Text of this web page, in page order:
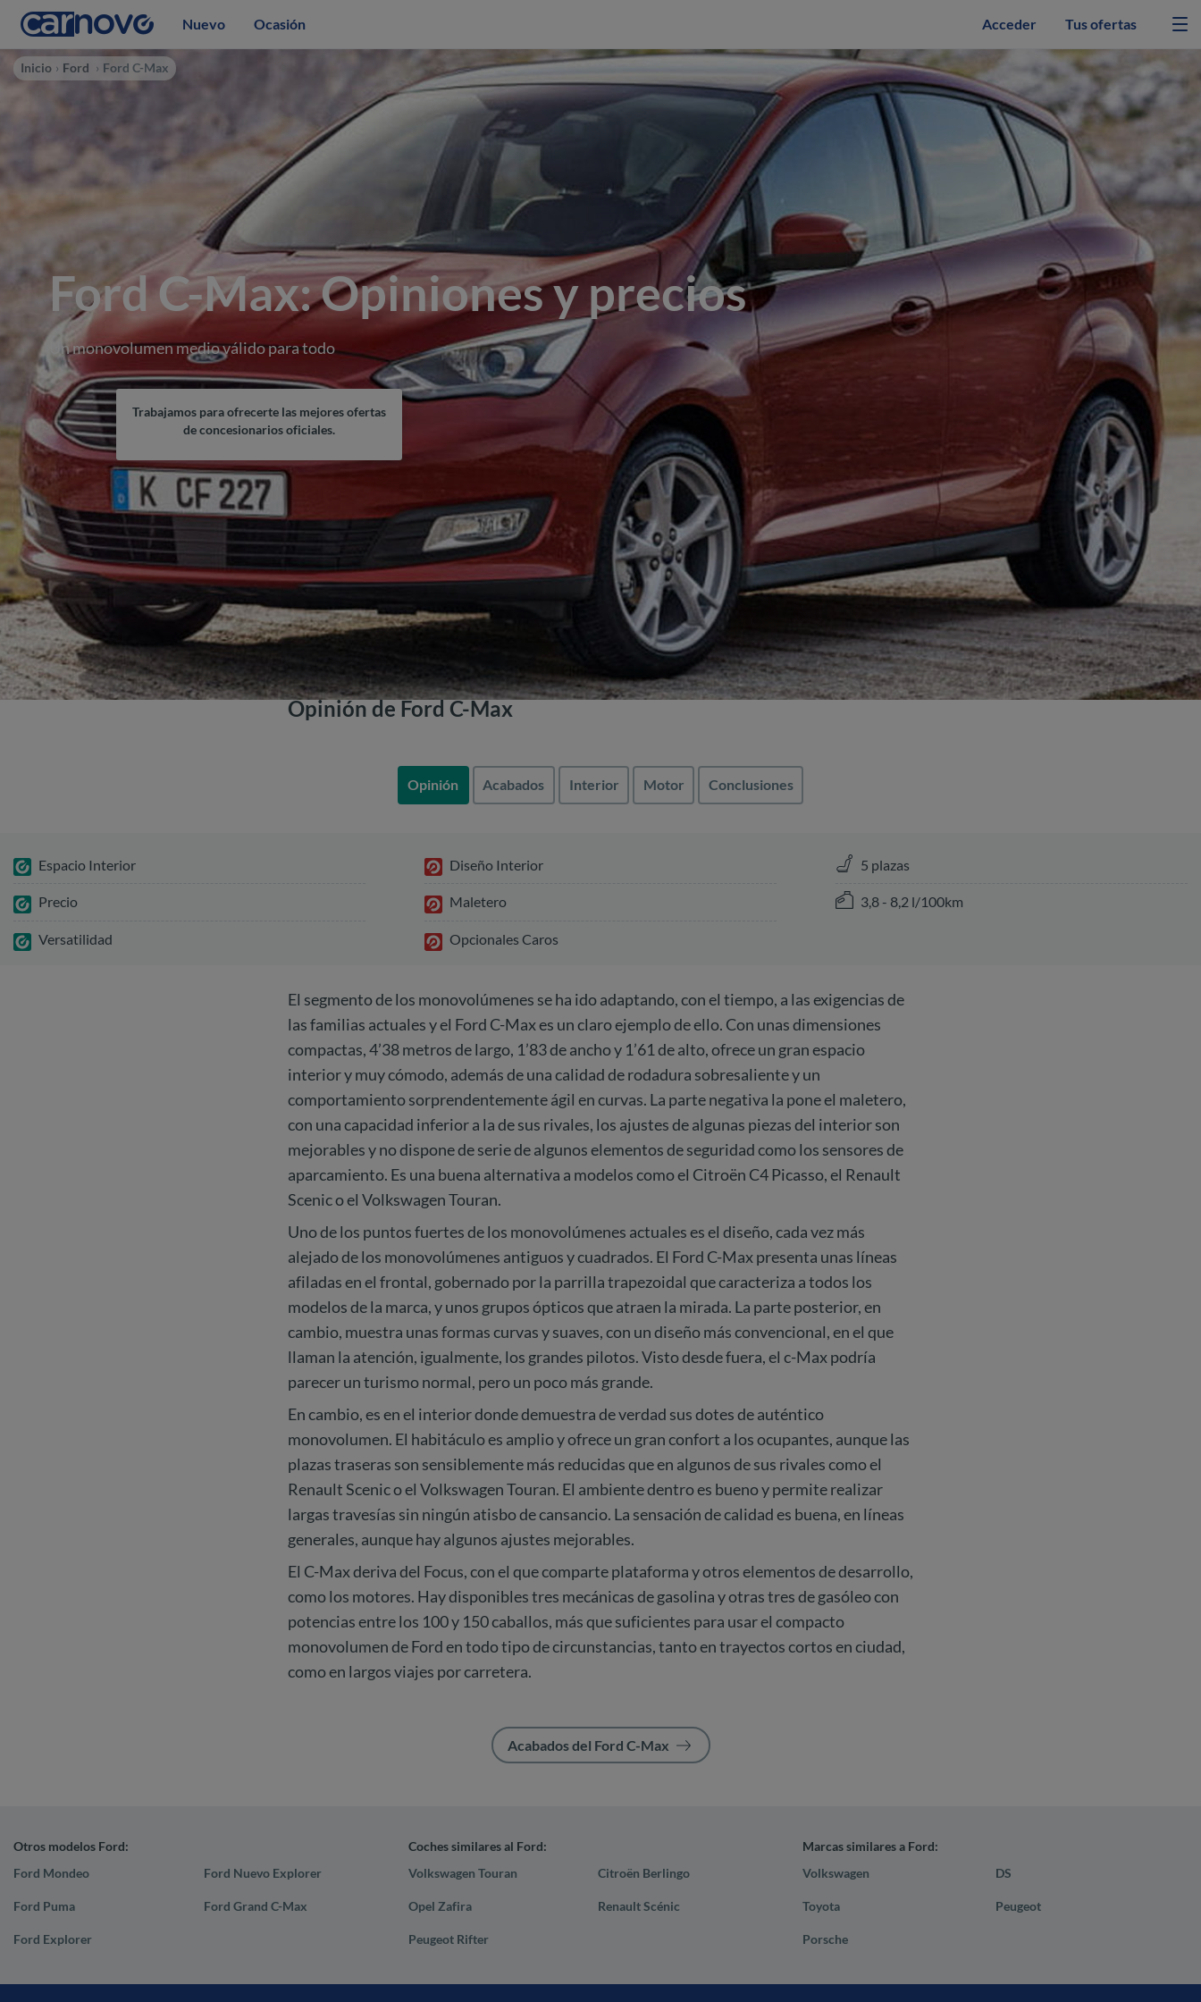
Nuevo Ocasión Acceder Tus ofertas
Inicio Ford Ford C-Max
Ford C-Max: Opiniones y precios
Un monovolumen medio válido para todo
Trabajamos para ofrecerte las mejores ofertas
de concesionarios oficiales.
Opinión de Ford C-Max
Opinión Acabados Interior Motor Conclusiones
Espacio Interior
Precio
Versatilidad
Diseño Interior
Maletero
Opcionales Caros
5 plazas
3,8 - 8,2 l/100km
El segmento de los monovolúmenes se ha ido adaptando, con el tiempo, a las exigencias de
las familias actuales y el Ford C-Max es un claro ejemplo de ello. Con unas dimensiones
compactas, 4’38 metros de largo, 1’83 de ancho y 1’61 de alto, ofrece un gran espacio
interior y muy cómodo, además de una calidad de rodadura sobresaliente y un
comportamiento sorprendentemente ágil en curvas. La parte negativa la pone el maletero,
con una capacidad inferior a la de sus rivales, los ajustes de algunas piezas del interior son
mejorables y no dispone de serie de algunos elementos de seguridad como los sensores de
aparcamiento. Es una buena alternativa a modelos como el Citroën C4 Picasso, el Renault
Scenic o el Volkswagen Touran.
Uno de los puntos fuertes de los monovolúmenes actuales es el diseño, cada vez más
alejado de los monovolúmenes antiguos y cuadrados. El Ford C-Max presenta unas líneas
afiladas en el frontal, gobernado por la parrilla trapezoidal que caracteriza a todos los
modelos de la marca, y unos grupos ópticos que atraen la mirada. La parte posterior, en
cambio, muestra unas formas curvas y suaves, con un diseño más convencional, en el que
llaman la atención, igualmente, los grandes pilotos. Visto desde fuera, el c-Max podría
parecer un turismo normal, pero un poco más grande.
En cambio, es en el interior donde demuestra de verdad sus dotes de auténtico
monovolumen. El habitáculo es amplio y ofrece un gran confort a los ocupantes, aunque las
plazas traseras son sensiblemente más reducidas que en algunos de sus rivales como el
Renault Scenic o el Volkswagen Touran. El ambiente dentro es bueno y permite realizar
largas travesías sin ningún atisbo de cansancio. La sensación de calidad es buena, en líneas
generales, aunque hay algunos ajustes mejorables.
El C-Max deriva del Focus, con el que comparte plataforma y otros elementos de desarrollo,
como los motores. Hay disponibles tres mecánicas de gasolina y otras tres de gasóleo con
potencias entre los 100 y 150 caballos, más que suficientes para usar el compacto
monovolumen de Ford en todo tipo de circunstancias, tanto en trayectos cortos en ciudad,
como en largos viajes por carretera.
Acabados del Ford C-Max
Otros modelos Ford:
Ford Mondeo
Ford Nuevo Explorer
Ford Puma Ford Grand C-Max
Ford Explorer
Coches similares al Ford:
Volkswagen Touran
Citroën Berlingo
Opel Zafira Renault Scénic
Peugeot Rifter
Marcas similares a Ford:
Volkswagen
DS
Toyota Peugeot
Porsche